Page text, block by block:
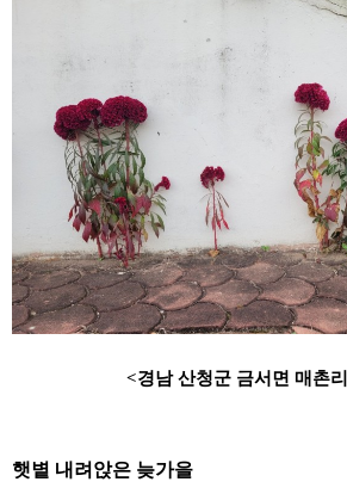
<경남 산청군 금서면 매촌리
햇볕 내려앉은 늦가을